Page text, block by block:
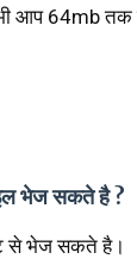
आप 64mb तक
भेज सकते है ?
से भेज सकते है।